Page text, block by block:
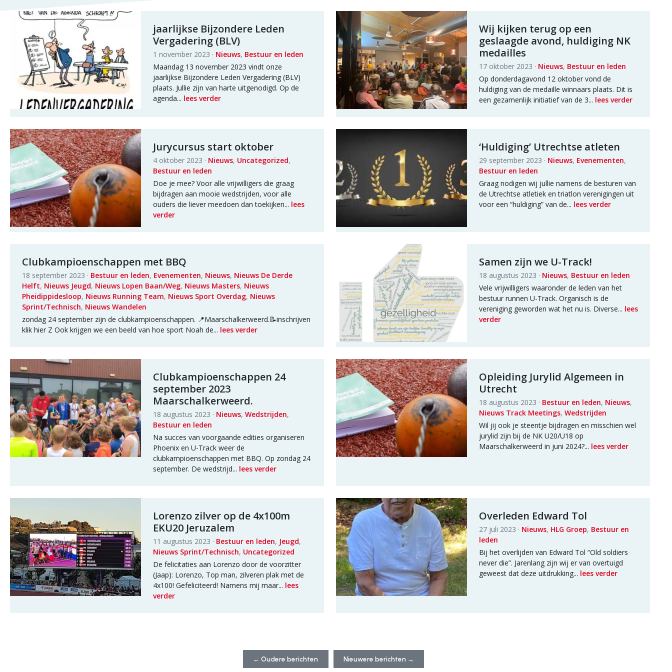
jaarlijkse Bijzondere Leden
Vergadering (BLV)
1 november 2023 · Nieuws, Bestuur en leden
Maandag 13 november 2023 vindt onze
jaarlijkse Bijzondere Leden Vergadering (BLV)
plaats. Jullie zijn van harte uitgenodigd. Op de
agenda... lees verder
Wij kijken terug op een
geslaagde avond, huldiging NK
medailles
17 oktober 2023 · Nieuws, Bestuur en leden
Op donderdagavond 12 oktober vond de
huldiging van de medaille winnaars plaats. Dit is
een gezamenlijk initiatief van de 3... lees verder
Jurycursus start oktober
4 oktober 2023 · Nieuws, Uncategorized,
Bestuur en leden
Doe je mee? Voor alle vrijwilligers die graag
bijdragen aan mooie wedstrijden, voor alle
ouders die liever meedoen dan toekijken... lees
verder
‘Huldiging’ Utrechtse atleten
29 september 2023 · Nieuws, Evenementen,
Bestuur en leden
Graag nodigen wij jullie namens de besturen van
de Utrechtse atletiek en triatlon verenigingen uit
voor een “huldiging” van de... lees verder
Clubkampioenschappen met BBQ
18 september 2023 · Bestuur en leden, Evenementen, Nieuws, Nieuws De Derde
Helft, Nieuws Jeugd, Nieuws Lopen Baan/Weg, Nieuws Masters, Nieuws
Pheidippidesloop, Nieuws Running Team, Nieuws Sport Overdag, Nieuws
Sprint/Technisch, Nieuws Wandelen
zondag 24 september zijn de clubkampioenschappen. 📍Maarschalkerweerd.📝inschrijven
klik hier Z Ook krijgen we een beeld van hoe sport Noah de... lees verder
Samen zijn we U-Track!
18 augustus 2023 · Nieuws, Bestuur en leden
Vele vrijwilligers waaronder de leden van het
bestuur runnen U-Track. Organisch is de
vereniging geworden wat het nu is. Diverse... lees
verder
Clubkampioenschappen 24
september 2023
Maarschalkerweerd.
18 augustus 2023 · Nieuws, Wedstrijden,
Bestuur en leden
Na succes van voorgaande edities organiseren
Phoenix en U-Track weer de
clubkampioenschappen met BBQ. Op zondag 24
september. De wedstrijd... lees verder
Opleiding Jurylid Algemeen in
Utrecht
18 augustus 2023 · Bestuur en leden, Nieuws,
Nieuws Track Meetings, Wedstrijden
Wil jij ook je steentje bijdragen en misschien wel
jurylid zijn bij de NK U20/U18 op
Maarschalkerweerd in juni 2024?... lees verder
Lorenzo zilver op de 4x100m
EKU20 Jeruzalem
11 augustus 2023 · Bestuur en leden, Jeugd,
Nieuws Sprint/Technisch, Uncategorized
De felicitaties aan Lorenzo door de voorzitter
(Jaap): Lorenzo, Top man, zilveren plak met de
4x100! Gefeliciteerd! Namens mij maar... lees
verder
Overleden Edward Tol
27 juli 2023 · Nieuws, HLG Groep, Bestuur en
leden
Bij het overlijden van Edward Tol “Old soldiers
never die”. Jarenlang zijn wij er van overtuigd
geweest dat deze uitdrukking... lees verder
← Oudere berichten Nieuwere berichten →